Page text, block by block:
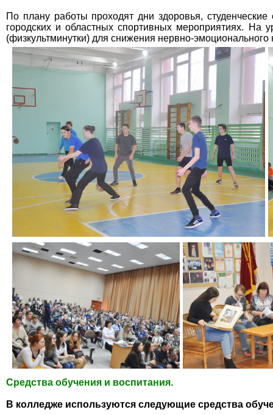
По плану работы проходят дни здоровья,
городских и областных спортивных мероприятиях. На
(физкультминутки) для снижения нервно-
Средства обучения и воспитания.
В колледже используются следующие средства